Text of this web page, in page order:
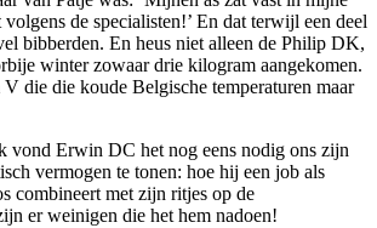
de specialisten!’ En dat terwijl een deel
bibberden. En heus niet alleen de Philip DK,
winter zowaar drie kilogram aangekomen.
die die koude Belgische temperaturen maar
vond Erwin DC het nog eens nodig ons zijn
vermogen te tonen: hoe hij een job als
combineert met zijn ritjes op de
er weinigen die het hem nadoen!